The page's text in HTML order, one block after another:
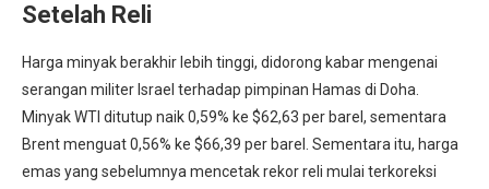
Setelah Reli
Harga minyak berakhir lebih tinggi, didorong kabar mengenai
serangan militer Israel terhadap pimpinan Hamas di Doha.
Minyak WTI ditutup naik 0,59% ke $62,63 per barel, sementara
Brent menguat 0,56% ke $66,39 per barel. Sementara itu, harga
emas yang sebelumnya mencetak rekor reli mulai terkoreksi